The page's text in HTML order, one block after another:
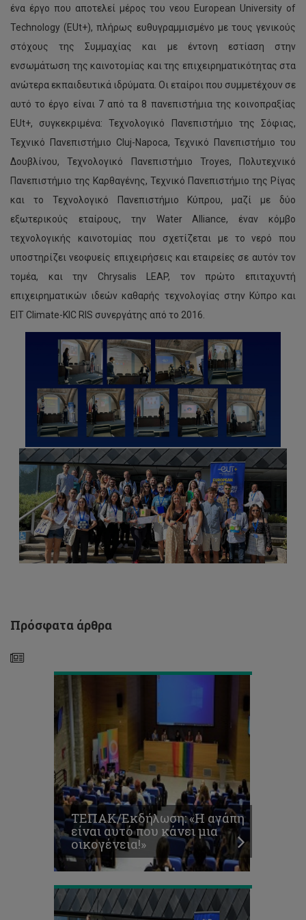
ένα έργο που αποτελεί μέρος του νεου European University of
Technology (EUt+), πλήρως ευθυγραμμισμένο με τους γενικούς
στόχους της Συμμαχίας και με έντονη εστίαση στην
ενσωμάτωση της καινοτομίας και της επιχειρηματικότητας στα
ανώτερα εκπαιδευτικά ιδρύματα. Οι εταίροι που συμμετέχουν σε
αυτό το έργο είναι 7 από τα 8 πανεπιστήμια της κοινοπραξίας
EUt+, συγκεκριμένα: Τεχνολογικό Πανεπιστήμιο της Σόφιας,
Τεχνικό Πανεπιστήμιο Cluj-Napoca, Τεχνικό Πανεπιστήμιο του
Δουβλίνου, Τεχνολογικό Πανεπιστήμιο Troyes, Πολυτεχνικό
Πανεπιστήμιο της Καρθαγένης, Τεχνικό Πανεπιστήμιο της Ρίγας
και το Τεχνολογικό Πανεπιστήμιο Κύπρου, μαζί με δύο
εξωτερικούς εταίρους, την Water Alliance, έναν κόμβο
τεχνολογικής καινοτομίας που σχετίζεται με το νερό που
υποστηρίζει νεοφυείς επιχειρήσεις και εταιρείες σε αυτόν τον
τομέα, και την Chrysalis LEAP, τον πρώτο επιταχυντή
επιχειρηματικών ιδεών καθαρής τεχνολογίας στην Κύπρο και
EIT Climate-KIC RIS συνεργάτης από το 2016.
Πρόσφατα άρθρα
ΤΕΠΑK/
Εκδήλωση:
«Η
αγάπη
κάνει
μια
ΤΕΠΑK/Εκδήλωση: «Η αγάπη
είναι αυτό που κάνει μια
οικογένεια!»
Το
ΤΕΠΑΚ
συντονιστής
του
Inno-
EUt+,
ενός
επιτυχημένου
ευρωπαϊκού
προγράμματος
επιχειρηματικότητας